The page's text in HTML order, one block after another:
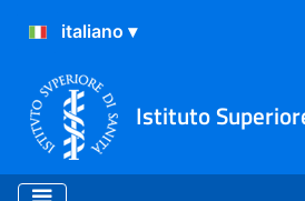
Istituto